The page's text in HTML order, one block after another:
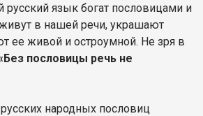
русский язык богат пословицами и
в нашей речи, украшают
ее живой и остроумной. Не зря в
пословицы речь не
народных пословиц